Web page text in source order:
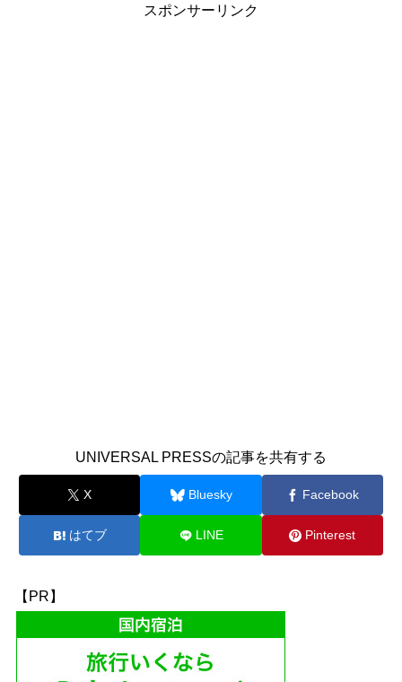
スポンサーリンク
UNIVERSAL PRESSの記事を共有する
X Bluesky Facebook
はてブ LINE Pinterest
【PR】